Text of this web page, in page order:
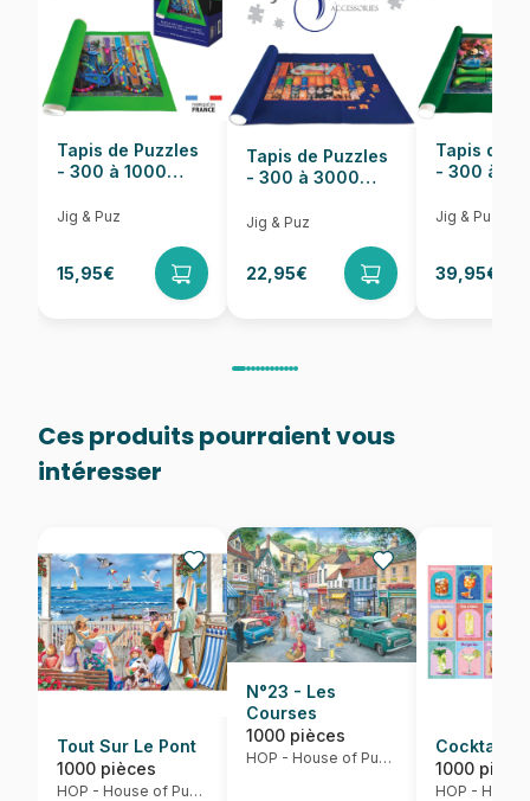
Dimensions 69 x 48 cm
Tapis de Puzzles
- 300 à 1000
Jig & Puz
15,95€
Tapis de Puzzles
- 300 à 3000
Jig & Puz
22,95€
Tapis de
- 300 à
Jig & Puz
39,95€
Ces produits pourraient vous
intéresser
Tout Sur Le Pont
1000 pièces
HOP - House of Puzzles
N°23 - Les
Courses
1000 pièces
HOP - House of Puzzles
Cocktails
1000